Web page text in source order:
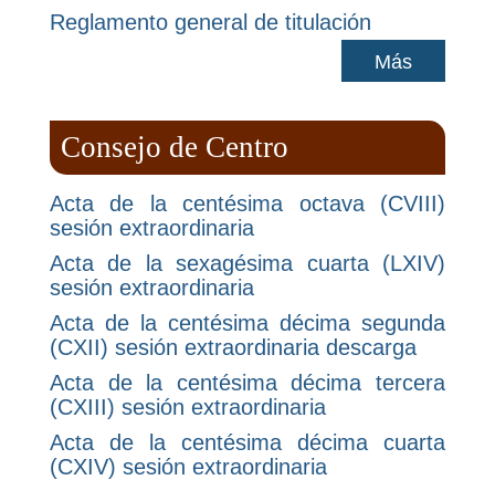
Reglamento general de titulación
Más
Consejo de Centro
Acta de la centésima octava (CVIII)
sesión extraordinaria
Acta de la sexagésima cuarta (LXIV)
sesión extraordinaria
Acta de la centésima décima segunda
(CXII) sesión extraordinaria descarga
Acta de la centésima décima tercera
(CXIII) sesión extraordinaria
Acta de la centésima décima cuarta
(CXIV) sesión extraordinaria